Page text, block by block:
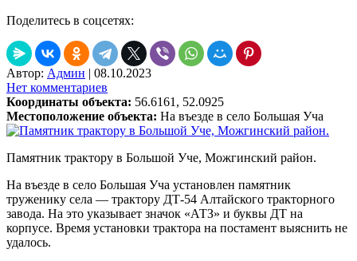
Поделитесь в соцсетях:
Автор: Админ | 08.10.2023
Нет комментариев
Координаты объекта: 56.6161, 52.0925
Местоположение объекта: На въезде в село Большая Уча
Памятник трактору в Большой Уче, Можгинский район.
На въезде в село Большая Уча установлен памятник
труженику села — трактору ДТ-54 Алтайского тракторного
завода. На это указывает значок «АТЗ» и буквы ДТ на
корпусе. Время установки трактора на постамент выяснить не
удалось.